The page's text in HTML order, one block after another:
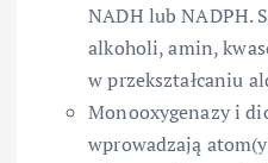
NADH lub NADPH.
alkoholi, amin,
w przekształcaniu
Monooxygenazy i
wprowadzają